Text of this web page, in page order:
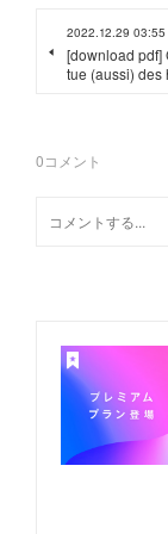
2022.12.29 03:55
[download pdf]
tue (aussi) des
0コメント